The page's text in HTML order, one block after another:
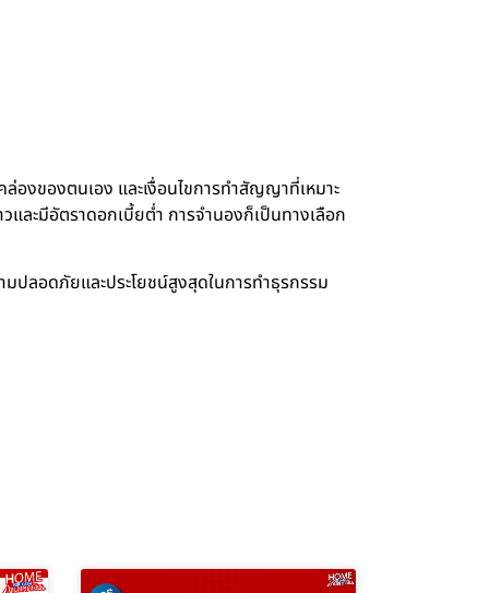
องของตนเอง และเงื่อนไขการทำสัญญาที่เหมาะ
และมีอัตราดอกเบี้ยต่ำ การจำนองก็เป็นทางเลือก
ปลอดภัยและประโยชน์สูงสุดในการทำธุรกรรม